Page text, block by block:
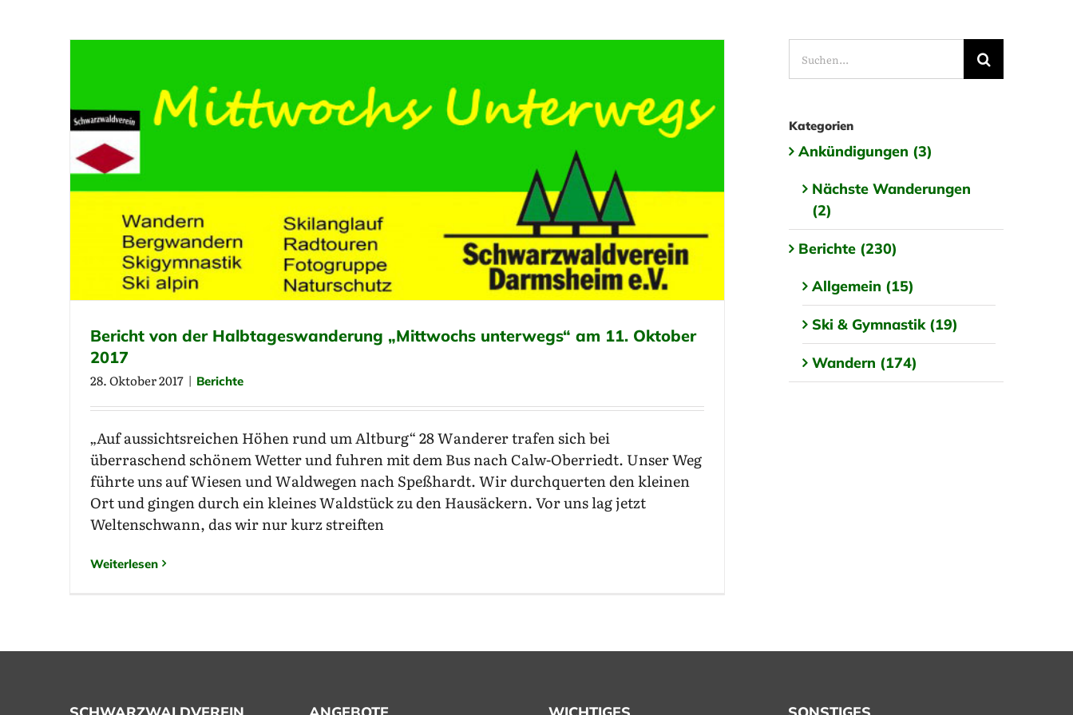
Bericht von der Halbtageswanderung „Mittwochs unterwegs“ am 11. Oktober
2017
28. Oktober 2017 | Berichte
„Auf aussichtsreichen Höhen rund um Altburg“ 28 Wanderer trafen sich bei
überraschend schönem Wetter und fuhren mit dem Bus nach Calw-Oberriedt. Unser Weg
führte uns auf Wiesen und Waldwegen nach Speßhardt. Wir durchquerten den kleinen
Ort und gingen durch ein kleines Waldstück zu den Hausäckern. Vor uns lag jetzt
Weltenschwann, das wir nur kurz streiften
Weiterlesen
nach:
Kategorien
Ankündigungen (3)
Nächste Wanderungen
(2)
Berichte (230)
Allgemein (15)
Ski & Gymnastik (19)
Wandern (174)